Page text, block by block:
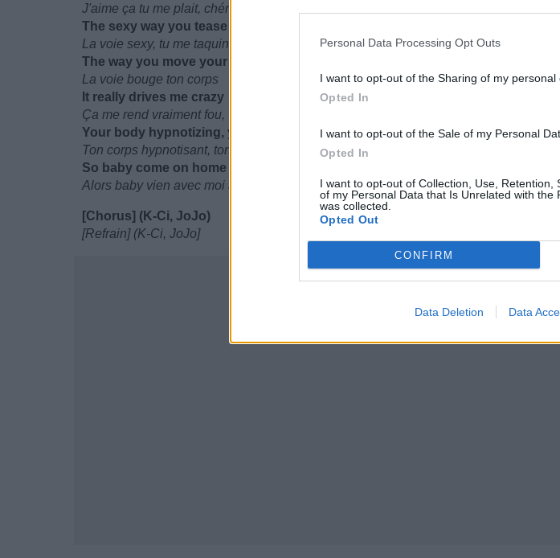
Personal Data Processing Opt Outs
I want to opt-out of the Sharing of my personal
Opted In
I want to opt-out of the Sale of my Personal
Opted In
I want to opt-out of Collection, Use, Retention,
of my Personal Data that Is Unrelated with the
was collected.
Opted Out
CONFIRM
Data Deletion Data
J'aime ça tu me plait, chéri
The sexy way you tease me, sugar
La voie sexy, tu me taquine, ma chérie
The way you move your body
La voie bouge ton corps
It really drives me crazy
Ça me rend vraiment fou,
Your body hypnotizing, your smell is so exciting
Ton corps hypnotisant, ton odeur est si exitante
So baby come on home with me, I like the way you give it to me !
Alors baby vien avec moi à la maison, j'aime ce que tu me donne
[Chorus] (K-Ci, JoJo)
[Refrain] (K-Ci, JoJo]